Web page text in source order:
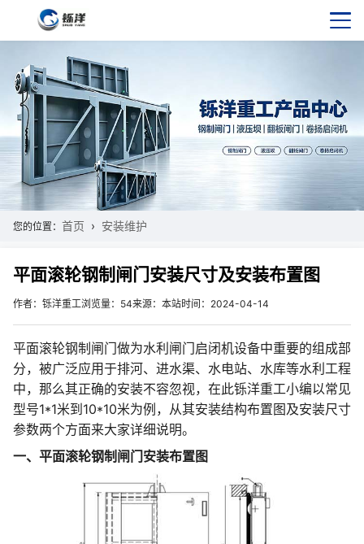
您的位置： 首页 安装维护
平面滚轮钢制闸门安装尺寸及安装布置图
作者：铄洋重工浏览量：54来源：本站时间：2024-04-14
平面滚轮钢制闸门做为水利闸门启闭机设备中重要的组成部
分，被广泛应用于排河、进水渠、水电站、水库等水利工程
中，那么其正确的安装不容忽视，在此铄洋重工小编以常见
型号1*1米到10*10米为例，从其安装结构布置图及安装尺寸
参数两个方面来大家详细说明。
一、平面滚轮钢制闸门安装布置图